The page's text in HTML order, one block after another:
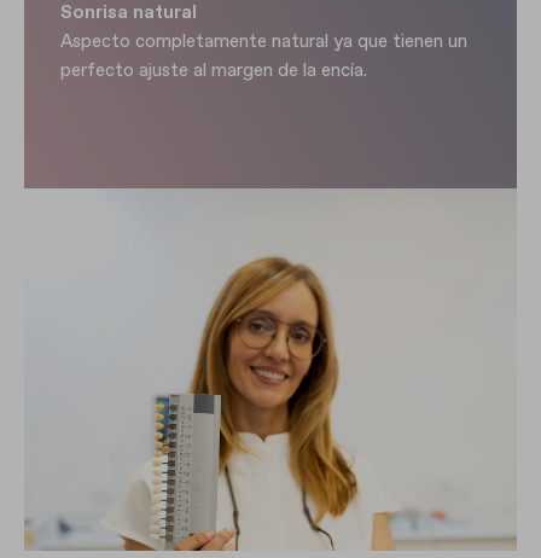
Sonrisa natural
Aspecto completamente natural ya que tienen un
perfecto ajuste al margen de la encía.